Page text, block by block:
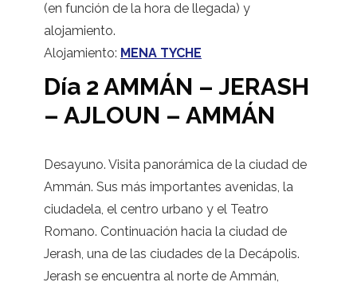
(en función de la hora de llegada) y
alojamiento.
Alojamiento: MENA TYCHE
Día 2 AMMÁN – JERASH
– AJLOUN – AMMÁN
Desayuno. Visita panorámica de la ciudad de
Ammán. Sus más importantes avenidas, la
ciudadela, el centro urbano y el Teatro
Romano. Continuación hacia la ciudad de
Jerash, una de las ciudades de la Decápolis.
Jerash se encuentra al norte de Ammán,